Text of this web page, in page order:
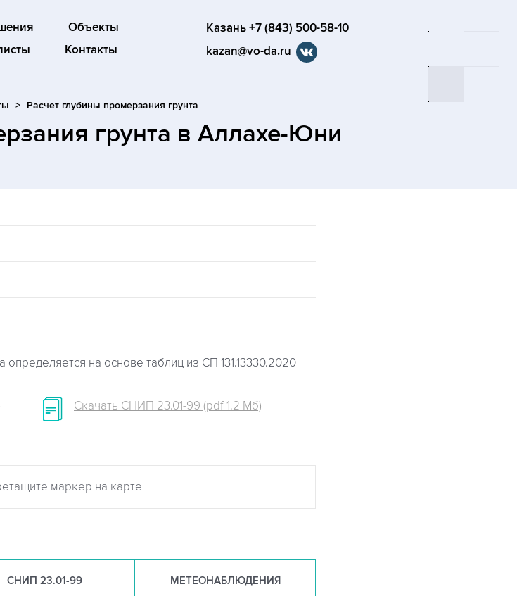
Объекты
Контакты
Казань +7 (843) 500-58-10
kazan@vo-da.ru
Расчет глубины промерзания грунта
грунта в Аллахе-Юни
на основе таблиц из СП 131.13330.2020
Скачать СНИП 23.01-99 (pdf 1.2 Мб)
СНИП 23.01-99 МЕТЕОНАБЛЮДЕНИЯ